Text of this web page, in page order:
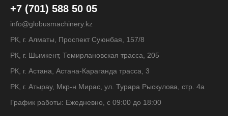
+7 (701) 588 50 05
info@globusmachinery.kz
РК, г. Алматы, Проспект Суюнбая, 157/8
РК, г. Шымкент, Темирлановская трасса, 205
РК, г. Астана, Астана-Караганда трасса, 3
РК, г. Атырау, Мкр-н Мирас, ул. Турара Рыскулова, стр. 4а
График работы: Ежедневно, с 09:00 до 18:00